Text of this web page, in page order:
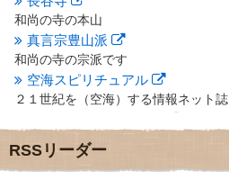
2012年4月(16)
2012年3月 (17)
2012年2月(20)
2012年1月(25)
2011年12月(22)
2011年11月(28)
2011年10月(31)
2011年9月(24)
2011年8月(21)
和尚の寺の本山
真言宗豊山派
和尚の寺の宗派です
空海スピリチュアル
２１世紀を（空海）する情報ネット誌
地域のライターさんです
小豆島 圓満寺
RSSリーダー